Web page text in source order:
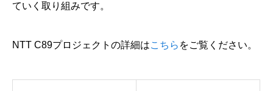
ていく取り組みです。
NTT C89プロジェクトの詳細はこちら をご覧ください。